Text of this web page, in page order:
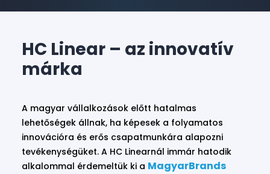
HC Linear – az innovatív
márka
A magyar vállalkozások előtt hatalmas
lehetőségek állnak, ha képesek a folyamatos
innovációra és erős csapatmunkára alapozni
tevékenységüket. A HC Linearnál immár hatodik
alkalommal érdemeltük ki a MagyarBrands